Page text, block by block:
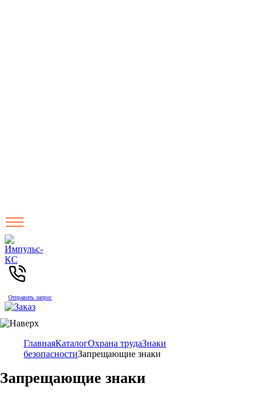
Отправить запрос
ГлавнаяКаталогОхрана трудаЗнаки
безопасностиЗапрещающие знаки
Запрещающие знаки